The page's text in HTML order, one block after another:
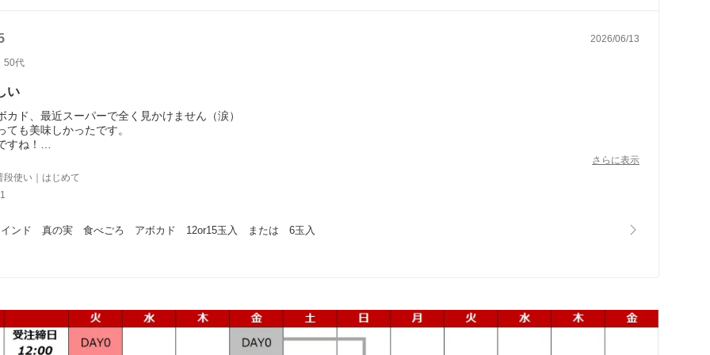
2026/06/13
50代
い
カド、最近スーパーで全く見かけません（涙）
ても美味しかったです。
すね！
さらに表示
段使い｜はじめて
ンド　真の実　食べごろ　アボカド　12or15玉入　または　6玉入